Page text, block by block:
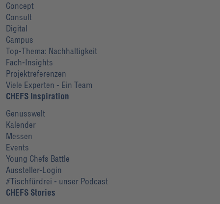
Concept
Consult
Digital
Campus
Top-Thema: Nachhaltigkeit
Fach-Insights
Projektreferenzen
Viele Experten - Ein Team
CHEFS Inspiration
Genusswelt
Kalender
Messen
Events
Young Chefs Battle
Aussteller-Login
#Tischfürdrei - unser Podcast
CHEFS Stories